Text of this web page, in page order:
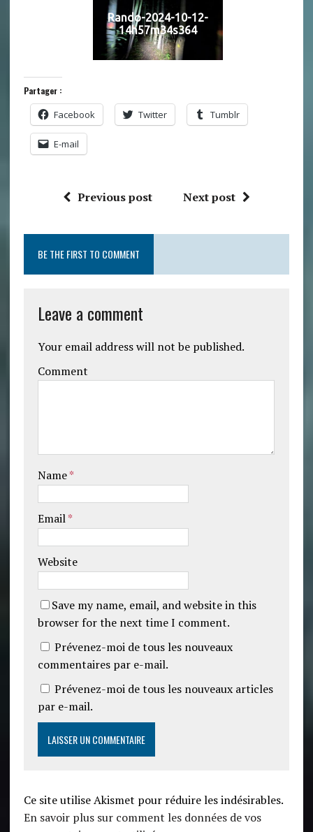
Rando-2024-10-12-
14h57m34s364
Partager :
Facebook Twitter Tumblr
E-mail
Previous post Next post
BE THE FIRST TO COMMENT
Leave a comment
Your email address will not be published.
Comment
Name*
Email*
Website
Save my name, email, and website in this
browser for the next time I comment.
Prévenez-moi de tous les nouveaux
commentaires par e-mail.
Prévenez-moi de tous les nouveaux articles
par e-mail.
Ce site utilise Akismet pour réduire les indésirables.
En savoir plus sur comment les données de vos